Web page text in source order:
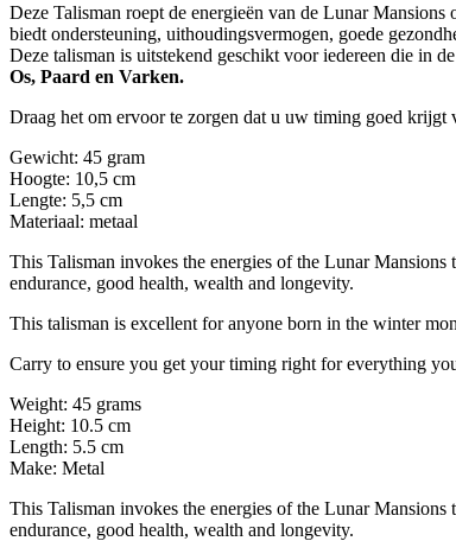
was:
€48.99.
is:
€44.09.
Deze Talisman roept de energieën van de Lunar
biedt ondersteuning, uithoudingsvermogen, goede
Deze talisman is uitstekend geschikt voor iedereen die in
Os, Paard en Varken.
Draag het om ervoor te zorgen dat u uw timing goed krijgt
Gewicht: 45 gram
Hoogte: 10,5 cm
Lengte: 5,5 cm
Materiaal: metaal
This Talisman invokes the energies of the Lunar
endurance, good health, wealth and longevity.
This talisman is excellent for anyone born in the winter
Carry to ensure you get your timing right for everything
Weight: 45 grams
Height: 10.5 cm
Length: 5.5 cm
Make: Metal
This Talisman invokes the energies of the Lunar
endurance, good health, wealth and longevity.